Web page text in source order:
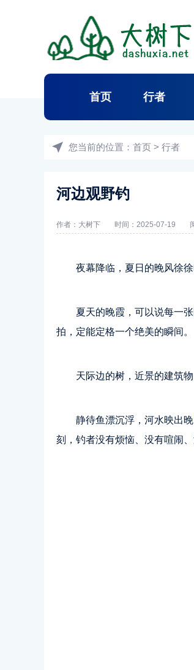
首页 行者
您当前的位置： 首页 > 行者
河边观野钓
作者： 大树下 时间：2025-07-19
夜幕降临，夏日的晚风徐
夏天的晚霞，可以说每一
拍，定能定格一个绝美的瞬间。
天际边的树，近景的建筑
静待鱼漂沉浮，河水映出
刻，钓者没有烦恼、没有喧闹